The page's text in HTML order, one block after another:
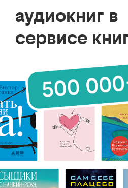
аудиокниг в
сервисе